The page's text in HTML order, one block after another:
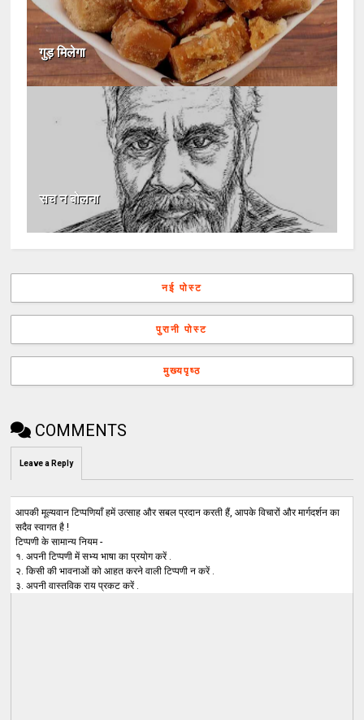
गुड़ मिलेगा
सच न बोलना
नई पोस्ट
पुरानी पोस्ट
मुख्यपृष्ठ
COMMENTS
Leave a Reply
आपकी मूल्यवान टिप्पणियाँ हमें उत्साह और सबल प्रदान करती हैं, आपके विचारों और मार्गदर्शन का
सदैव स्वागत है !
टिप्पणी के सामान्य नियम -
१. अपनी टिप्पणी में सभ्य भाषा का प्रयोग करें .
२. किसी की भावनाओं को आहत करने वाली टिप्पणी न करें .
३. अपनी वास्तविक राय प्रकट करें .